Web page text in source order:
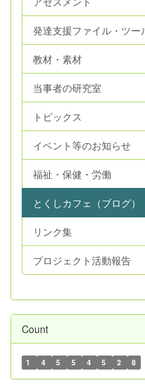
発達支援ファイル・ツー
教材・素材
当事者の研究室
トピックス
イベント等のお知らせ
福祉・保健・労働
とくしカフェ（ブログ）
リンク集
プロジェクト活動報告
Count
1 4 5 5 4 5 2 8